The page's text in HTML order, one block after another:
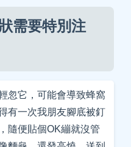
需要特別注
忽它，可能會導致蜂窩
有一次我朋友腳底被釘
隨便貼個OK繃就沒管